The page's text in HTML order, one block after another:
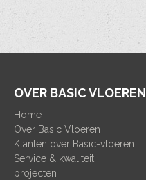
OVER BASIC VLOEREN
Home
Over Basic Vloeren
Klanten over Basic-vloeren
Service & kwaliteit
projecten